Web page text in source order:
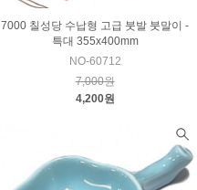
7000 칠성당 수납형 고급 붓발 붓말이 -
특대 355x400mm
NO-60712
7,000원
4,200원